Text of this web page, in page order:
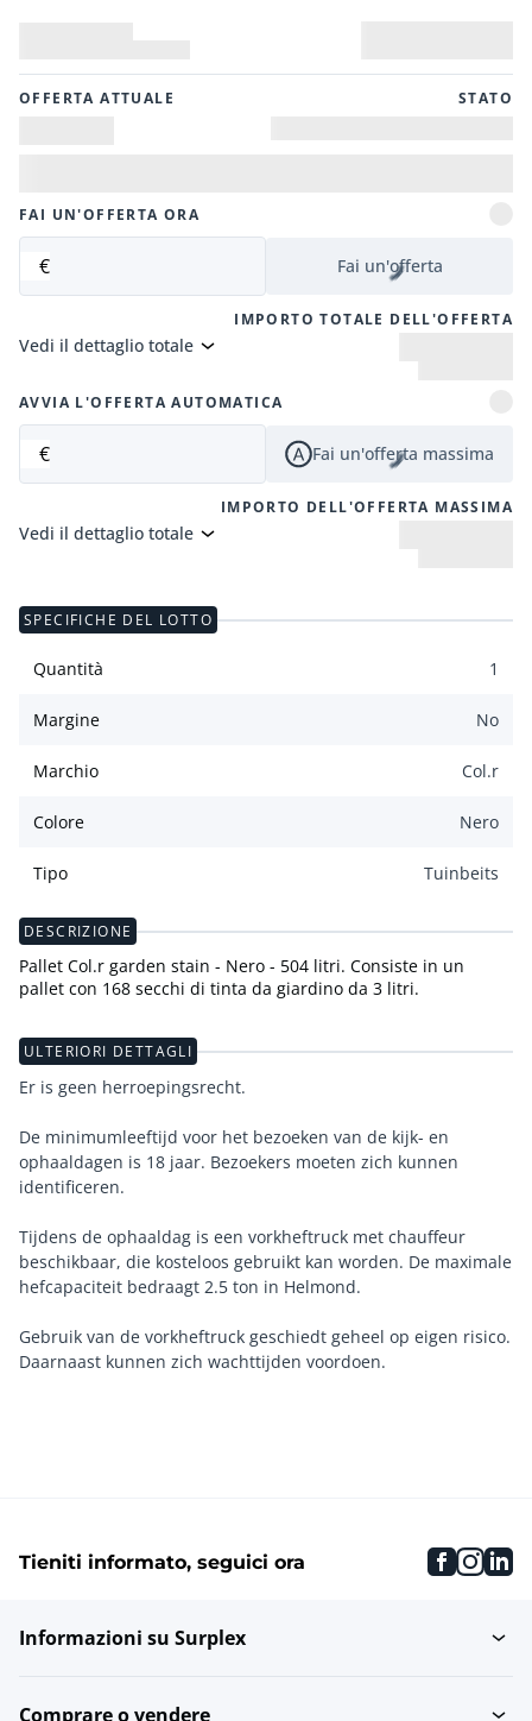
OFFERTA ATTUALE STATO
FAI UN'OFFERTA ORA
€ Fai un'offerta
IMPORTO TOTALE DELL'OFFERTA
Vedi il dettaglio totale
AVVIA L'OFFERTA AUTOMATICA
€ Fai un'offerta massima
IMPORTO DELL'OFFERTA MASSIMA
Vedi il dettaglio totale
SPECIFICHE DEL LOTTO
Quantità 1
Margine No
Marchio Col.r
Colore Nero
Tipo Tuinbeits
DESCRIZIONE
Pallet Col.r garden stain - Nero - 504 litri. Consiste in un
pallet con 168 secchi di tinta da giardino da 3 litri.
ULTERIORI DETTAGLI
Er is geen herroepingsrecht.
De minimumleeftijd voor het bezoeken van de kijk- en
ophaaldagen is 18 jaar. Bezoekers moeten zich kunnen
identificeren.
Tijdens de ophaaldag is een vorkheftruck met chauffeur
beschikbaar, die kosteloos gebruikt kan worden. De maximale
hefcapaciteit bedraagt 2.5 ton in Helmond.
Gebruik van de vorkheftruck geschiedt geheel op eigen risico.
Daarnaast kunnen zich wachttijden voordoen.
Tieniti informato, seguici ora
Informazioni su Surplex
Comprare o vendere